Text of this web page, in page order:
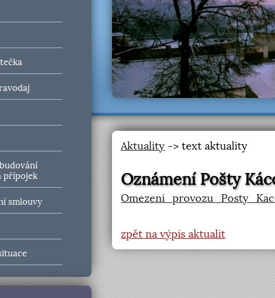
přípojek
smlouvy
Aktuality -> text aktuality
Oznámení Pošty
zpět na výpis aktualit